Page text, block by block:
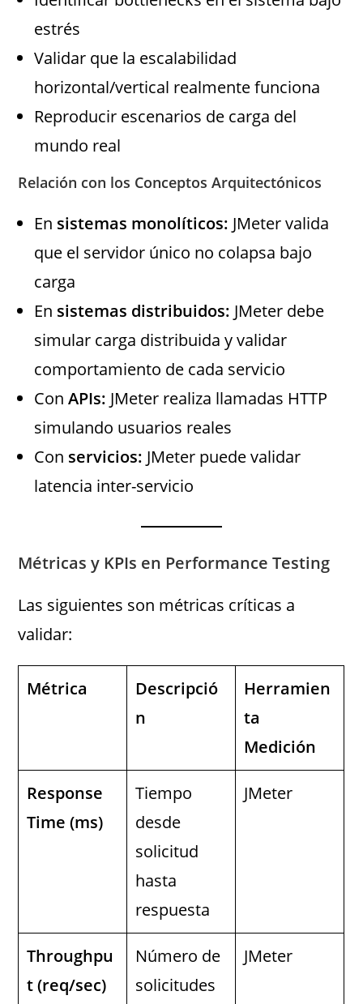
estrés
Validar que la escalabilidad
horizontal/vertical realmente funciona
Reproducir escenarios de carga del
mundo real
Relación con los Conceptos Arquitectónicos
En sistemas monolíticos: JMeter valida
que el servidor único no colapsa bajo
carga
En sistemas distribuidos: JMeter debe
simular carga distribuida y validar
comportamiento de cada servicio
ConAPIs: JMeter realiza llamadas HTTP
simulando usuarios reales
Con servicios: JMeter puede validar
latencia inter-servicio
Métricas y KPIs en Performance Testing
Las siguientes son métricas críticas a
validar:
Métrica
Descripció
n
Herramien
ta
Medición
Response
Time (ms)
Tiempo
desde
solicitud
hasta
respuesta
JMeter
Throughpu
t (req/sec)
Número de
solicitudes
JMeter